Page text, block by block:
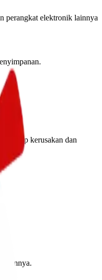
perangkat elektronik lainnya
kerusakan dan
lainnya.